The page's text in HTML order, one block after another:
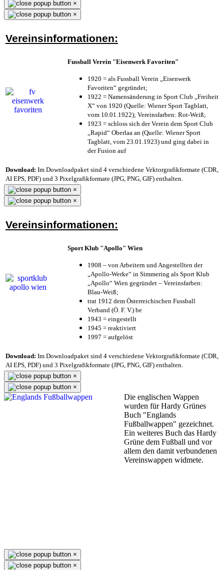
×
×
Vereinsinformationen:
Fussball Verein "Eisenwerk Favoriten"
1920 = als Fussball Verein „Eisenwerk
Favoriten“ gegründet;
1922 = Namensänderung in Sport Club „Freiheit
X“ von 1920 (Quelle: Wiener Sport Tagblatt,
vom 10.01.1922); Vereinsfarben: Rot-Weiß;
1923 = schloss sich der Verein dem Sport Club
„Rapid“ Oberlaa an (Quelle: Wiener Sport
Tagblatt, vom 23.01.1923) und ging dabei in
der Fusion auf
Download: Im Downloadpaket sind 4 verschiedene Vektorgrafikformate (CDR,
AI EPS, PDF) und 3 Pixelgrafikformate (JPG, PNG, GIF) enthalten.
×
×
Vereinsinformationen:
Sport Klub "Apollo" Wien
1908 – von Arbeitern und Angestellten der
„Apollo-Werke“ in Simmering als Sport Klub
„Apollo“ Wien gegründet – Vereinsfarben:
Blau-Weiß;
trat 1912 dem Österreichischen Fussball
Verband (Ö. F. V.) be
1943 = eingestellt
1945 = reaktiviert
1997 = aufgelöst
Download: Im Downloadpaket sind 4 verschiedene Vektorgrafikformate (CDR,
AI EPS, PDF) und 3 Pixelgrafikformate (JPG, PNG, GIF) enthalten.
×
×
Die englischen Wappen
wurden für Hardy Grünes
Buch "Englands
Fußballwappen" gezeichnet.
Ein weiteres Buch das Hardy
Grüne dem Fußball und vor
allem den damit verbundenen
Vereinswappen widmete.
×
×